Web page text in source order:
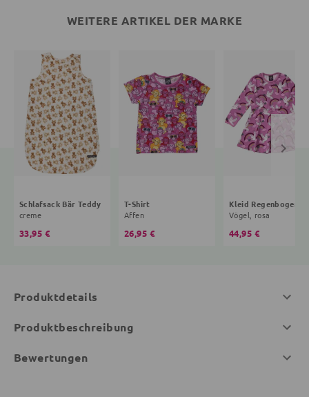
WEITERE ARTIKEL DER MARKE
Schlafsack Bär Teddy
creme
33,95 €
T-Shirt
Affen
26,95 €
Vögel, rosa
44,95 €
Produktdetails
Produktbeschreibung
Bewertungen